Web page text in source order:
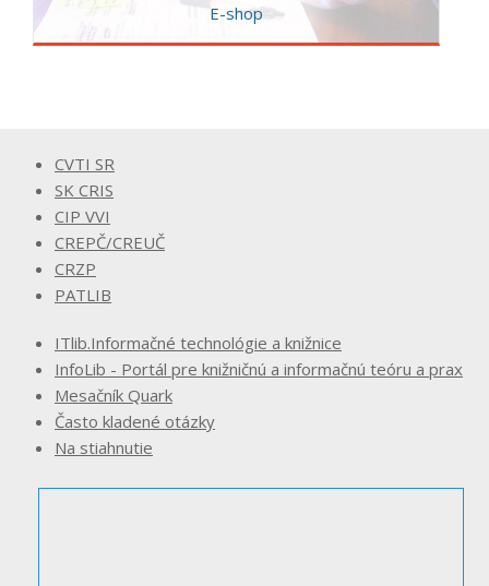
E-shop
CVTI SR
SK CRIS
CIP VVI
CREPČ/CREUČ
CRZP
PATLIB
ITlib.Informačné technológie a knižnice
InfoLib - Portál pre knižničnú a informačnú teóru a prax
Mesačník Quark
Často kladené otázky
Na stiahnutie